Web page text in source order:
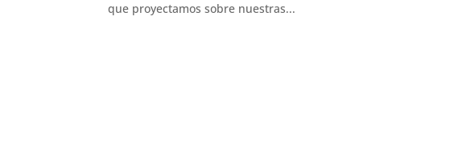
que proyectamos sobre nuestras...